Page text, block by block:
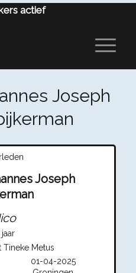
actief
Joseph
Joseph
jaar
Metus
01-04-2025